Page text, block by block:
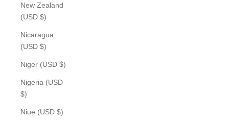
New Zealand
(USD $)
Nicaragua
(USD $)
Niger (USD $)
Nigeria (USD
$)
Niue (USD $)